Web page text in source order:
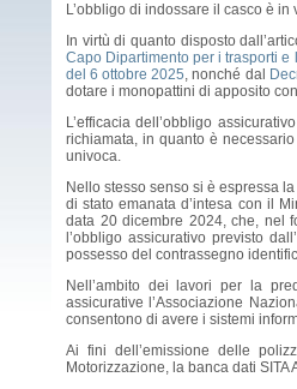
L’obbligo di indossare il casco è
In virtù di quanto disposto
Capo Dipartimento per i trasporti
del 6 ottobre 2025, nonché dal
dotare i monopattini di apposito
L’efficacia dell’obbligo
richiamata, in quanto è
univoca.
Nello stesso senso si è espressa
di stato emanata d’intesa con il
data 20 dicembre 2024, che, nel
l’obbligo assicurativo previsto
possesso del contrassegno
Nell’ambito dei lavori per la
assicurative l’Associazione
consentono di avere i sistemi
Ai fini dell’emissione delle
Motorizzazione, la banca dati